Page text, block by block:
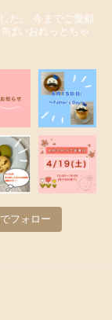
た。
今までご愛顧
#ばいおれっとちゃ
フォロー